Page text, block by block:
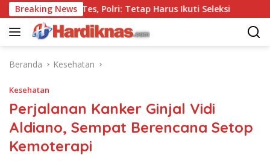
Langsung
ke
konten
Breaking News
Tanpa Tes, Polri: Tetap Harus Ikuti Seleksi
Beranda Kesehatan
Kesehatan
Perjalanan Kanker Ginjal Vidi
Aldiano, Sempat Berencana Setop
Kemoterapi